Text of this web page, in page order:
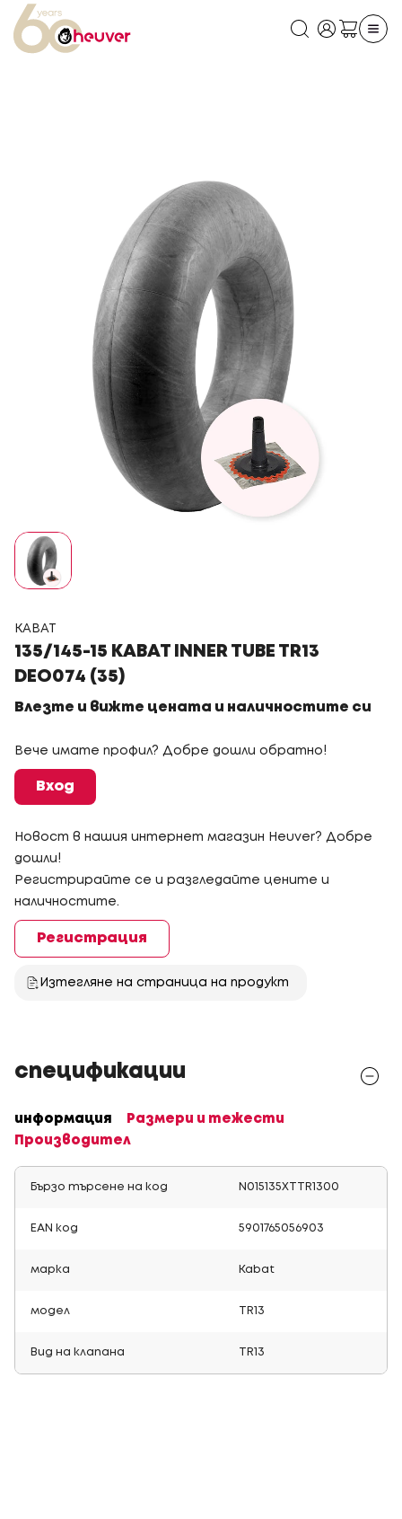
KABAT
135/145-15 KABAT INNER TUBE TR13
DEO074 (35)
Влезте и вижте цената и наличностите си
Вече имате профил? Добре дошли обратно!
Вход
Новост в нашия интернет магазин Heuver? Добре
дошли!
Регистрирайте се и разгледайте цените и
наличностите.
Регистрация
Изтегляне на страница на продукт
спецификации
информация
Размери и тежести
Производител
Бързо търсене на код N015135XTTR1300
EAN код 5901765056903
марка Kabat
модел TR13
Вид на клапана TR13